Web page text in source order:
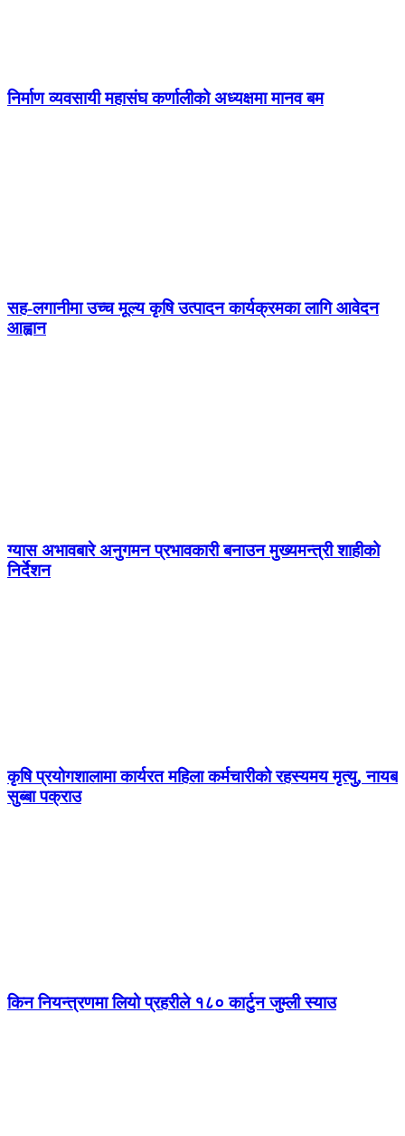
निर्माण व्यवसायी महासंघ कर्णालीको अध्यक्षमा मानव बम
सह-लगानीमा उच्च मूल्य कृषि उत्पादन कार्यक्रमका लागि आवेदन
आह्वान
ग्यास अभावबारे अनुगमन प्रभावकारी बनाउन मुख्यमन्त्री शाहीको
निर्देशन
कृषि प्रयोगशालामा कार्यरत महिला कर्मचारीको रहस्यमय मृत्यु, नायब
सुब्बा पक्राउ
किन नियन्त्रणमा लियो प्रहरीले १८० कार्टुन जुम्ली स्याउ